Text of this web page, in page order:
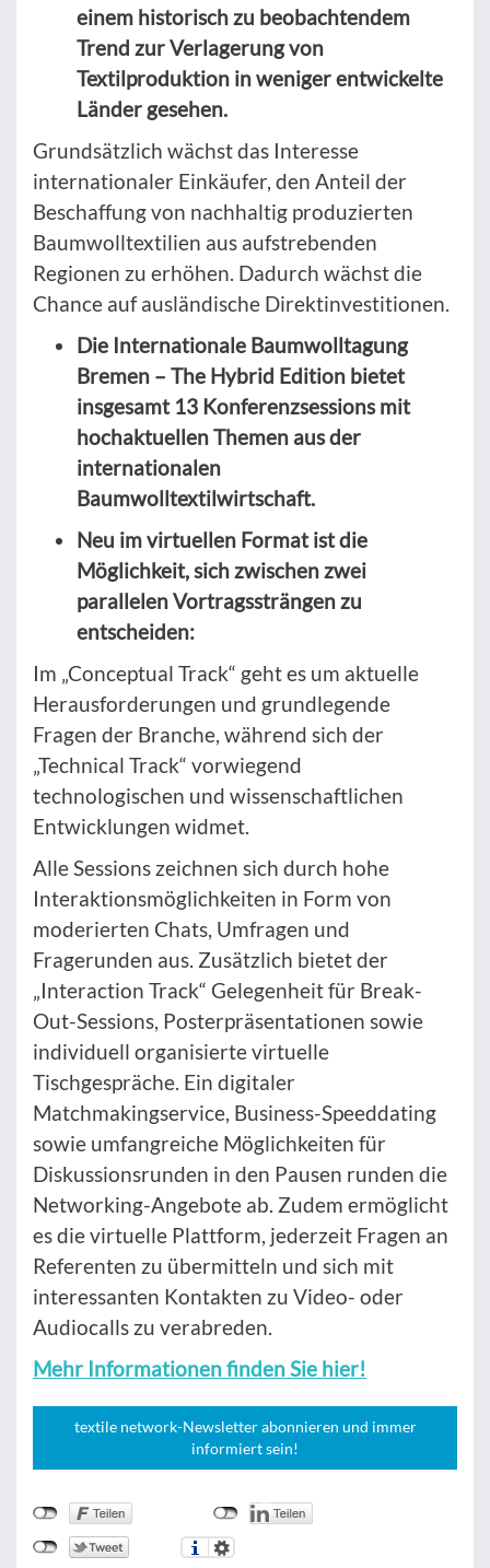
einem historisch zu beobachtendem
Trend zur Verlagerung von
Textilproduktion in weniger entwickelte
Länder gesehen.
Grundsätzlich wächst das Interesse
internationaler Einkäufer, den Anteil der
Beschaffung von nachhaltig produzierten
Baumwolltextilien aus aufstrebenden
Regionen zu erhöhen. Dadurch wächst die
Chance auf ausländische Direktinvestitionen.
Die Internationale Baumwolltagung
Bremen – The Hybrid Edition bietet
insgesamt 13 Konferenzsessions mit
hochaktuellen Themen aus der
internationalen
Baumwolltextilwirtschaft.
Neu im virtuellen Format ist die
Möglichkeit, sich zwischen zwei
parallelen Vortragssträngen zu
entscheiden:
Im „Conceptual Track“ geht es um aktuelle
Herausforderungen und grundlegende
Fragen der Branche, während sich der
„Technical Track“ vorwiegend
technologischen und wissenschaftlichen
Entwicklungen widmet.
Alle Sessions zeichnen sich durch hohe
Interaktionsmöglichkeiten in Form von
moderierten Chats, Umfragen und
Fragerunden aus. Zusätzlich bietet der
„Interaction Track“ Gelegenheit für Break-
Out-Sessions, Posterpräsentationen sowie
individuell organisierte virtuelle
Tischgespräche. Ein digitaler
Matchmakingservice, Business-Speeddating
sowie umfangreiche Möglichkeiten für
Diskussionsrunden in den Pausen runden die
Networking-Angebote ab. Zudem ermöglicht
es die virtuelle Plattform, jederzeit Fragen an
Referenten zu übermitteln und sich mit
interessanten Kontakten zu Video- oder
Audiocalls zu verabreden.
Mehr Informationen finden Sie hier!
textile network-Newsletter abonnieren und immer
informiert sein!